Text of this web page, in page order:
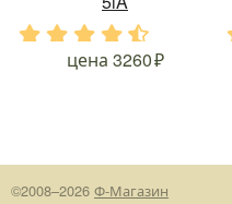
. . .
цена 3260
©2008–2026 Ф-Магазин